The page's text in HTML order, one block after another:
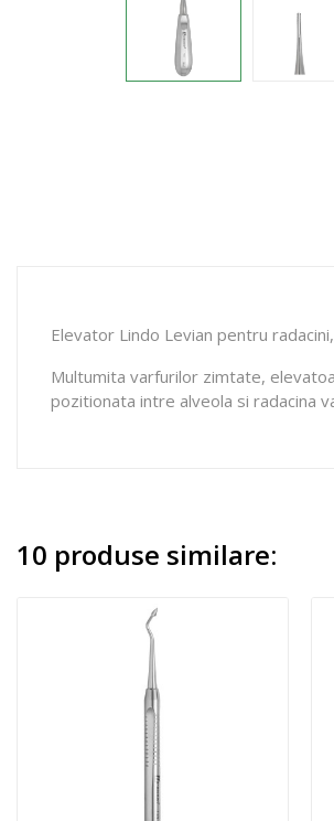
Elevator Lindo Levian pentru
Multumita varfurilor zimtate,
pozitionata intre alveola si radacina
10 produse similare: